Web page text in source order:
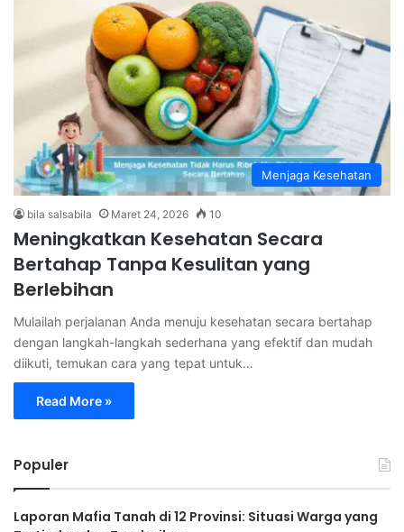
Menjaga Kesehatan
bila salsabila Maret 24, 2026 10
Meningkatkan Kesehatan Secara
Bertahap Tanpa Kesulitan yang
Berlebihan
Mulailah perjalanan Anda menuju kesehatan secara bertahap
dengan langkah-langkah sederhana yang efektif dan mudah
diikuti, temukan cara yang tepat untuk…
Read More »
Populer
Laporan Mafia Tanah di 12 Provinsi: Situasi Warga yang